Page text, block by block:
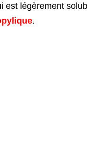
est légèrement
.